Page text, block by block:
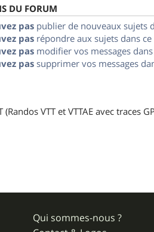
DU FORUM
pas publier de nouveaux sujets
pas répondre aux sujets dans
pas modifier vos messages
pas supprimer vos messages
(Randos VTT et VTTAE avec traces
Qui sommes-nous ?